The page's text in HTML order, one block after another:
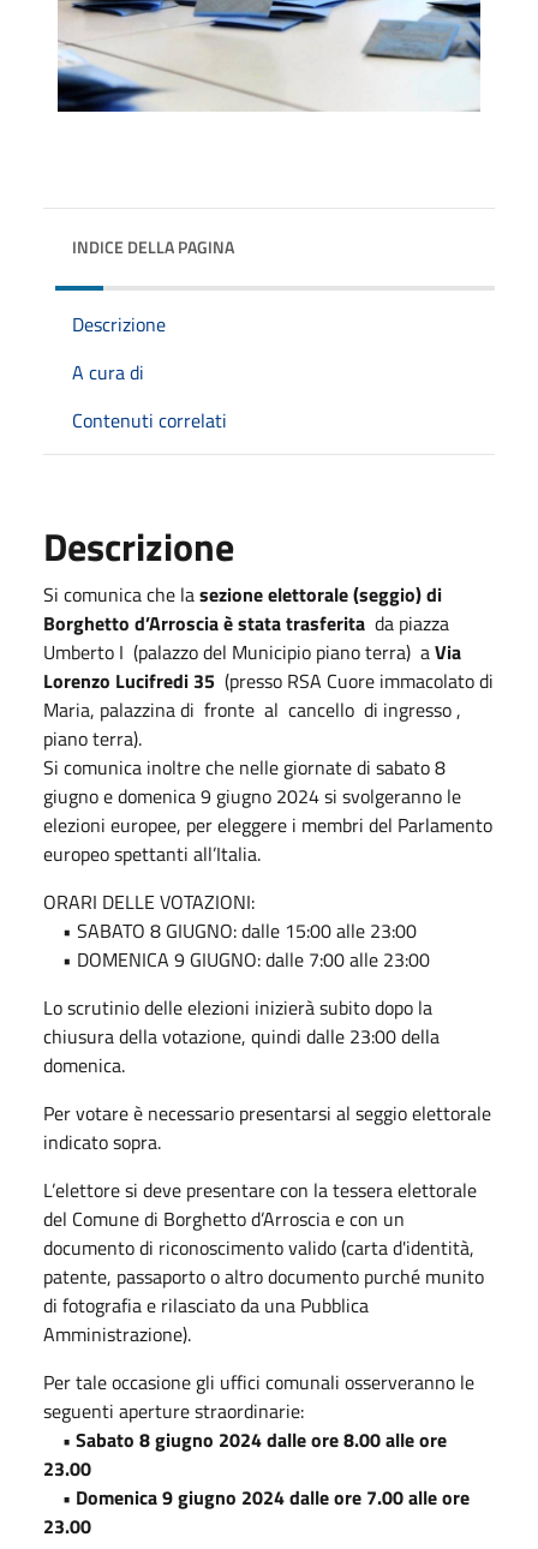
INDICE DELLA PAGINA
Descrizione
A cura di
Contenuti correlati
Descrizione
Si comunica che lasezione elettorale (seggio) di
Borghetto d’Arroscia è stata trasferita da piazza
Umberto I (palazzo del Municipio piano terra) aVia
Lorenzo Lucifredi 35 (presso RSA Cuore immacolato di
Maria, palazzina di fronte al cancello di ingresso ,
piano terra).
Si comunica inoltre che nelle giornate di sabato 8
giugno e domenica 9 giugno 2024 si svolgeranno le
elezioni europee, per eleggere i membri del Parlamento
europeo spettanti all’Italia.
ORARI DELLE VOTAZIONI:
• SABATO 8 GIUGNO: dalle 15:00 alle 23:00
• DOMENICA 9 GIUGNO: dalle 7:00 alle 23:00
Lo scrutinio delle elezioni inizierà subito dopo la
chiusura della votazione, quindi dalle 23:00 della
domenica.
Per votare è necessario presentarsi al seggio elettorale
indicato sopra.
L’elettore si deve presentare con la tessera elettorale
del Comune di Borghetto d’Arroscia e con un
documento di riconoscimento valido (carta d'identità,
patente, passaporto o altro documento purché munito
di fotografia e rilasciato da una Pubblica
Amministrazione).
Per tale occasione gli uffici comunali osserveranno le
seguenti aperture straordinarie:
• Sabato 8 giugno 2024 dalle ore 8.00 alle ore
23.00
• Domenica 9 giugno 2024 dalle ore 7.00 alle ore
23.00